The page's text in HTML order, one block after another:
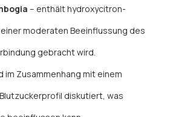
– enthält hydroxycitron-
moderaten Beeinflussung des
gebracht wird.
im Zusammenhang mit einem
diskutiert, was